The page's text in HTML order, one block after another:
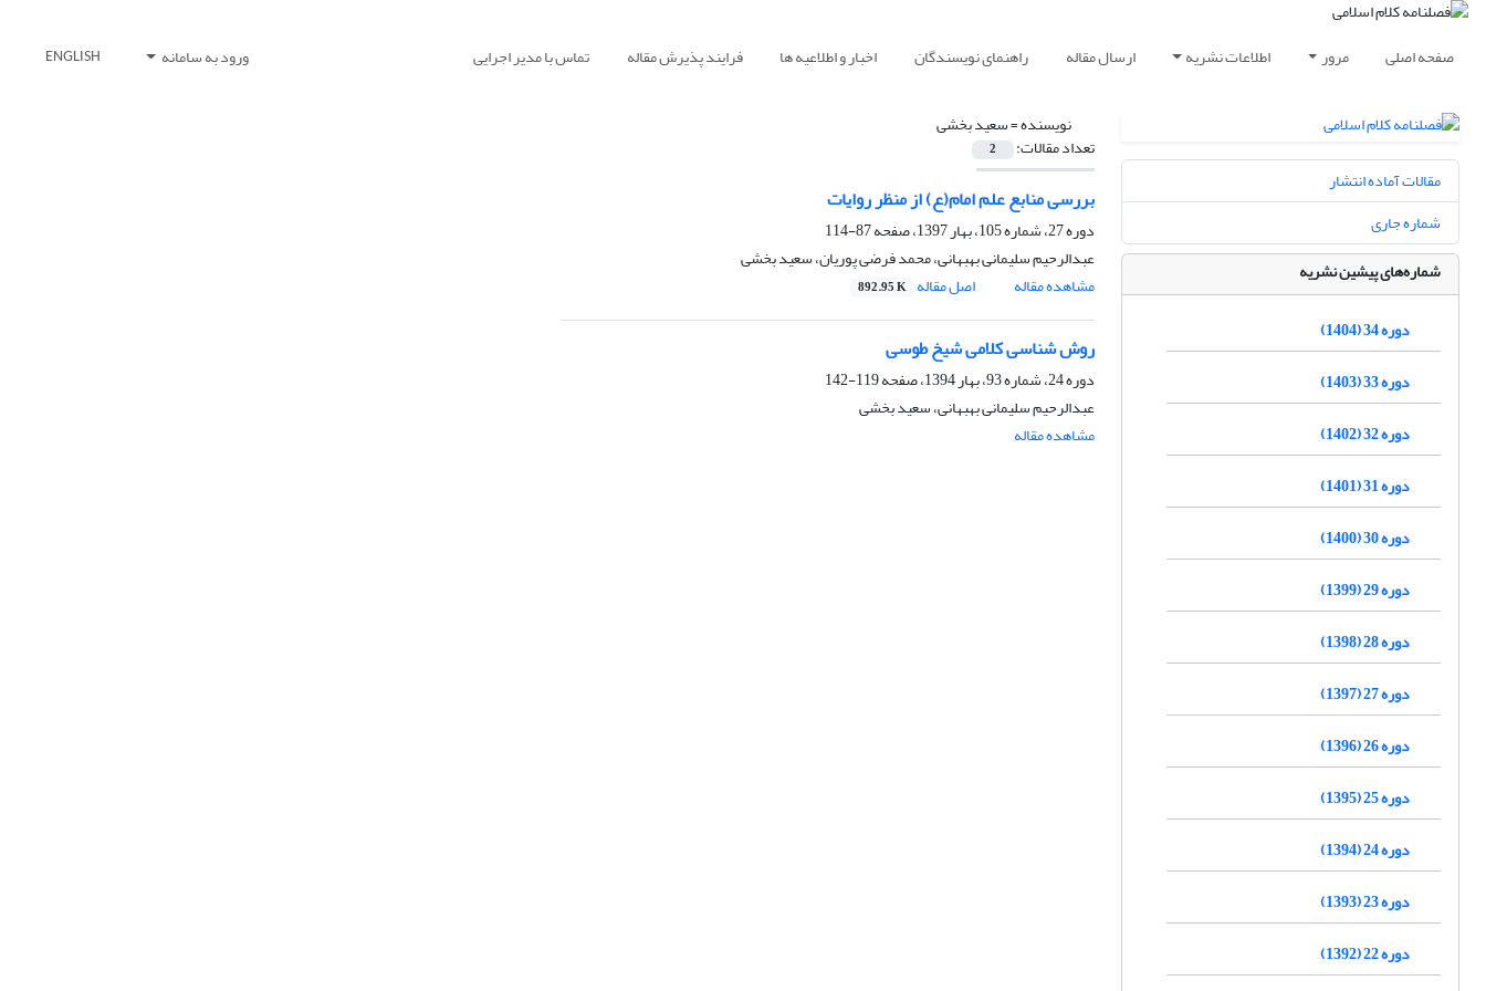
صفحه اصلی مرور اطلاعات نشریه ارسال مقاله راهنمای نویسندگان اخبار و اطلاعیه ها فرایند پذیرش مقاله تماس با مدیر اجرایی ورود به سامانه ENGLISH
نویسنده =سعید بخشی
تعداد مقالات: 2
بررسی منابع علم امام(ع) از منظر روایات
دوره 27، شماره 105، بهار 1397، صفحه
87-114
عبدالرحیم سلیمانی بهبهانی، محمد فرضی پوریان، سعید بخشی
مشاهده مقاله
اصل مقاله 892.95 K
روش شناسی کلامی شیخ طوسی
دوره 24، شماره 93، بهار 1394، صفحه
119-142
عبدالرحیم سلیمانی بهبهانی، سعید بخشی
مشاهده مقاله
مقالات آماده انتشار
شماره جاری
شماره‌های پیشین نشریه
دوره 34 (1404)
دوره 33 (1403)
دوره 32 (1402)
دوره 31 (1401)
دوره 30 (1400)
دوره 29 (1399)
دوره 28 (1398)
دوره 27 (1397)
دوره 26 (1396)
دوره 25 (1395)
دوره 24 (1394)
دوره 23 (1393)
دوره 22 (1392)